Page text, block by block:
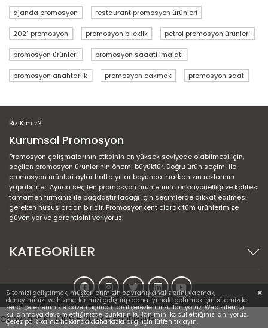
ajanda promosyon restaurant promosyon ürünleri
2021 promosyon promosyon bileklik petrol promosyon ürünleri
promosyon ürünleri promosyon saaati imalatı
promosyon anahtarlık promosyon cakmak promosyon saat
Biz Kimiz?
Kurumsal Promosyon
Promosyon çalışmalarının etksinin en yüksek seviyede olabilmesi için,
seçilen promosyon ürünlerinin önemi büyüktür. Doğru ürün seçimi ile
promosyon ürünleri aylar hatta yıllar boyunca markanızın reklamını
yapabilirler. Ayrıca seçilen promosyon ürünlerinin fonksiyonelliği ve kalitesi
tamamen firmanız ile bağdaştırılacağı için seçimlerde dikkat edilmesi
gereken hususlardan biridir. Promosyonkent olarak tüm ürünlerimize
güveniyor ve garantisini veriyoruz.
KATEGORİLER
Copyright © 2006 - 2023 - EFORGRUP
Sitemizi geliştirmek, müşterilerimizin davranış analizlerini yapmak,
deneyiminizi ve hizmetlerimizi geliştirip daha iyi hale getirmek için sitemizde
kendi çerezlerimizle bazen üçüncü taraf çerezlerini kullanıyoruz. Web sitemizi
kullanmaya devam ettiğinizde bunların kullanımını kabul ettiğinizi anlıyoruz.
Çerez politikamız hakkında daha fazla bilgi için lütfen tıklayın.